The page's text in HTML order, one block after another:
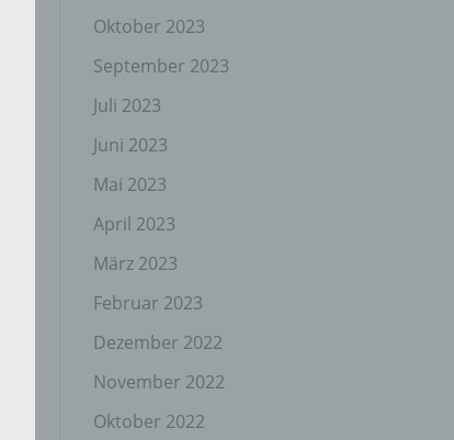
Oktober 2023
September 2023
Juli 2023
Juni 2023
Mai 2023
April 2023
März 2023
Februar 2023
Dezember 2022
November 2022
Oktober 2022